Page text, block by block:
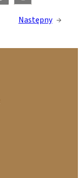
Następny →